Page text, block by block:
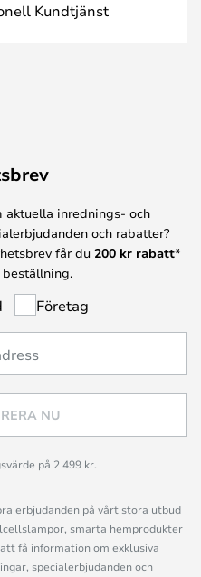
Kundtjänst
aktuella inrednings- och
och rabatter?
får du 200 kr rabatt*
Företag
NU
på 2 499 kr.
erbjudanden på vårt stora utbud
smarta hemprodukter
få information om exklusiva
specialerbjudanden och